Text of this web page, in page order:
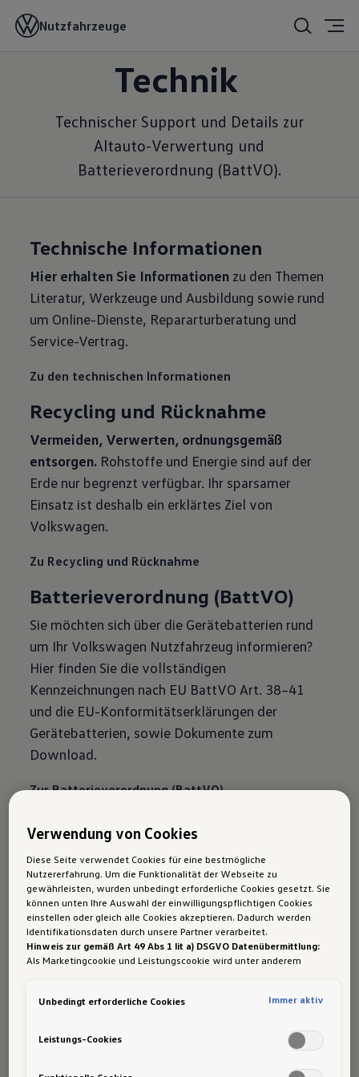
Nutzfahrzeuge
Umwelt und
Technik
Technischer Support und Details zur
Altauto-Verwertung und
Batterieverordnung (BattVO).
Technische Informationen
Hier erhalten Sie Informationen zu den Themen
Literatur, Werkzeuge und Ausbildung sowie rund
um Online-Dienste, Repararturberatung und
Service-Vertrag.
Zu den technischen Informationen
Recycling und Rücknahme
Vermeiden, Verwerten, ordnungsgemäß
entsorgen. Rohstoffe und Energie sind auf der
Erde nur begrenzt verfügbar. Ihr sparsamer
Einsatz ist deshalb ein erklärtes Ziel von
Volkswagen.
Zu Recycling und Rücknahme
Batterieverordnung (BattVO)
Sie möchten sich über die Gerätebatterien rund
um Ihr Volkswagen Nutzfahrzeug informieren?
Hier finden Sie die vollständigen
Kennzeichnungen nach EU BattVO Art. 38–41
und die EU-Konformitätserklärungen der
Gerätebatterien, sowie Dokumente zum
Download.
Zur Batterieverordnung (BattVO)
WLTP-Prüfverfahren
Die neue Messung der Verbrauchswerte
verschafft Klarheit darüber, wieviel dein
Volkswagen verbraucht. Erfahre mehr zum
einheitlichen WLTP-Testverfahren.
Mehr zum WLTP-Prüfverfahren
Rückrufgeht es uns um viel mehr als nur um
Verwendung von Cookies
Diese Seite verwendet Cookies für eine bestmögliche
Nutzererfahrung. Um die Funktionalität der Webseite zu
gewährleisten, wurden unbedingt erforderliche Cookies gesetzt. Sie
können unten Ihre Auswahl der einwilligungspflichtigen Cookies
einstellen oder gleich alle Cookies akzeptieren. Dadurch werden
Identifikationsdaten durch unsere Partner verarbeitet.
Hinweis zur gemäß Art 49 Abs 1 lit a) DSGVO Datenübermittlung:
Als Marketingcookie und Leistungscookie wird unter anderem
Daten in die USA (insbesondere dort an die Google LLC) weitergibt.
Angemessenheitsbeschluss der Europäischen Kommission. Hieraus
Unbedingt erforderliche Cookies Immer aktiv
Leistungs-Cookies